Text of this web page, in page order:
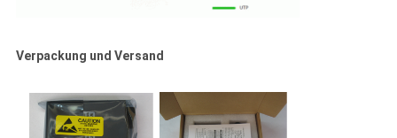
Verpackung und Versand